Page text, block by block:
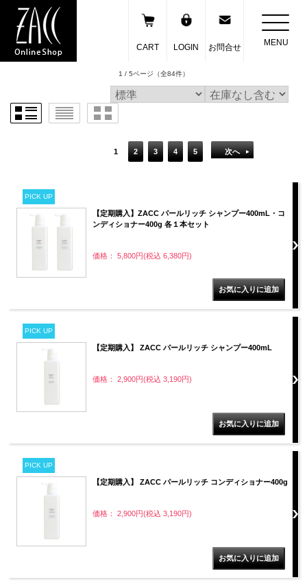
CART LOGIN お問合せ MENU
1 / 5ページ （全84件）
1 2 3 4 5 次へ
PICK UP
【定期購入】ZACC パールリッチ シャンプー400mL・コ
ンディショナー400g 各１本セット
価格： 5,800円(税込 6,380円)
PICK UP
【定期購入】 ZACC パールリッチ シャンプー400mL
価格： 2,900円(税込 3,190円)
PICK UP
【定期購入】 ZACC パールリッチ コンディショナー400g
価格： 2,900円(税込 3,190円)